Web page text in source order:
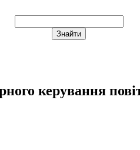
керування